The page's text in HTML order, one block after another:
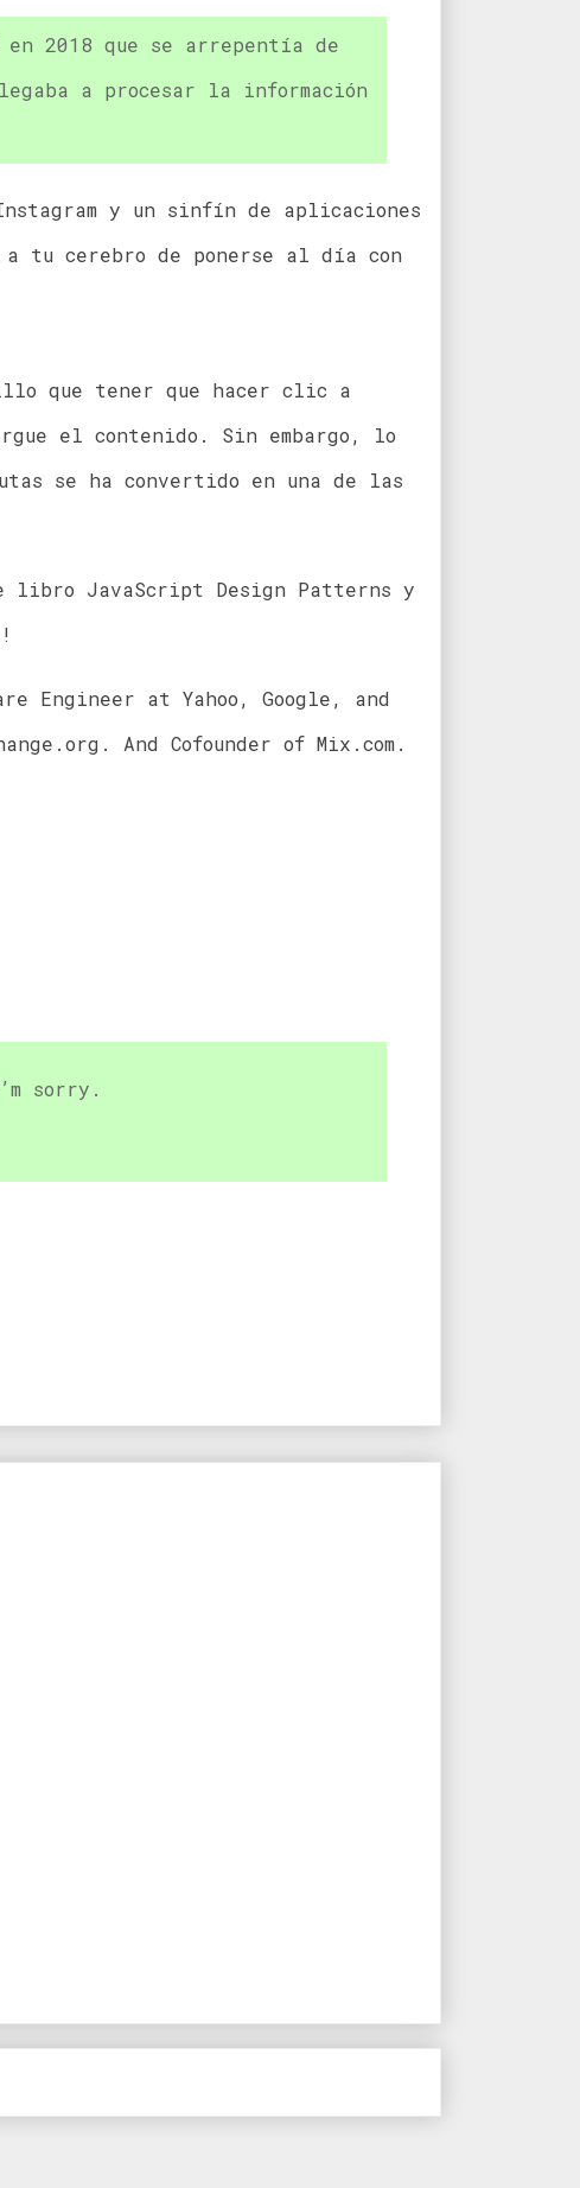
2018 que se arrepentía de
a procesar la información
y un sinfín de aplicaciones
a tu cerebro de ponerse al día con
que tener que hacer clic a
el contenido. Sin embargo, lo
se ha convertido en una de las
libro JavaScript Design Patterns y
Engineer at Yahoo, Google, and
And Cofounder of Mix.com.
sorry.